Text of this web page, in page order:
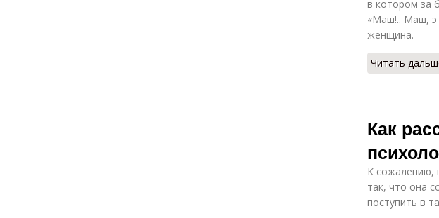
в котором за
«Маш!.. Маш,
женщина.
Читать
Как
К сожалению,
так, что она
поступить в